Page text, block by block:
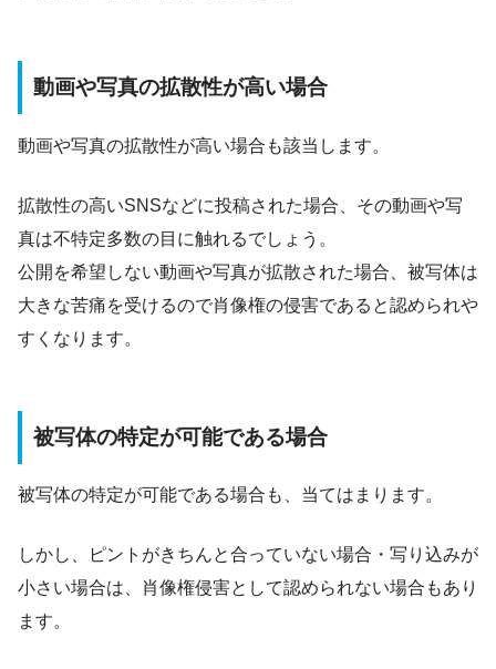
動画や写真の拡散性が高い場合
動画や写真の拡散性が高い場合も該当します。
拡散性の高いSNSなどに投稿された場合、その動画や写
真は不特定多数の目に触れるでしょう。
公開を希望しない動画や写真が拡散された場合、被写体は
大きな苦痛を受けるので肖像権の侵害であると認められや
すくなります。
被写体の特定が可能である場合
被写体の特定が可能である場合も、当てはまります。
しかし、ピントがきちんと合っていない場合・写り込みが
小さい場合は、肖像権侵害として認められない場合もあり
ます。